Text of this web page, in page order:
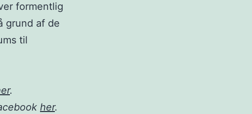
formentlig
grund af de
til
.
her.